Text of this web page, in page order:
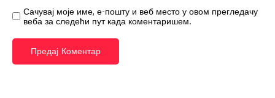
Сачувај моје име, е-пошту и веб место у овом прегледачу
веба за следећи пут када коментаришем.